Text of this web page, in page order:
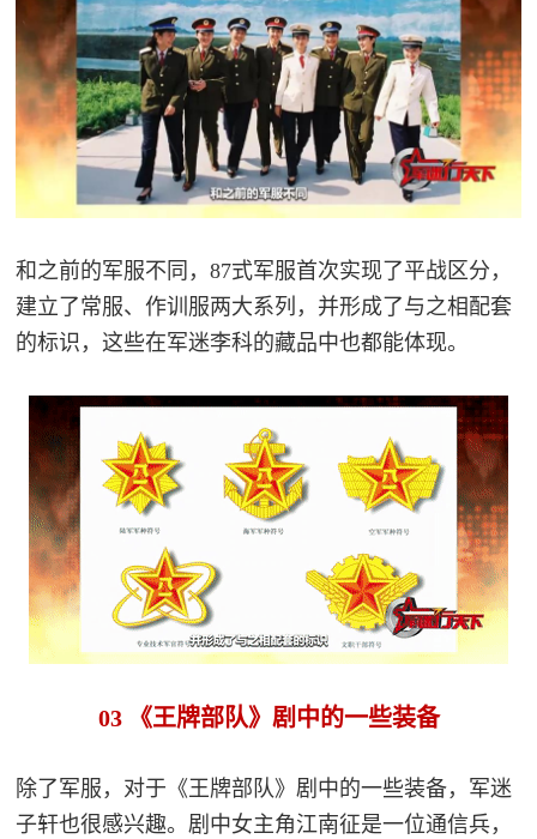
和之前的军服不同，87式军服首次实现了平战区分，
建立了常服、作训服两大系列，并形成了与之相配套
的标识，这些在军迷李科的藏品中也都能体现。
03 《王牌部队》剧中的一些装备
除了军服，对于《王牌部队》剧中的一些装备，军迷
子轩也很感兴趣。剧中女主角江南征是一位通信兵，